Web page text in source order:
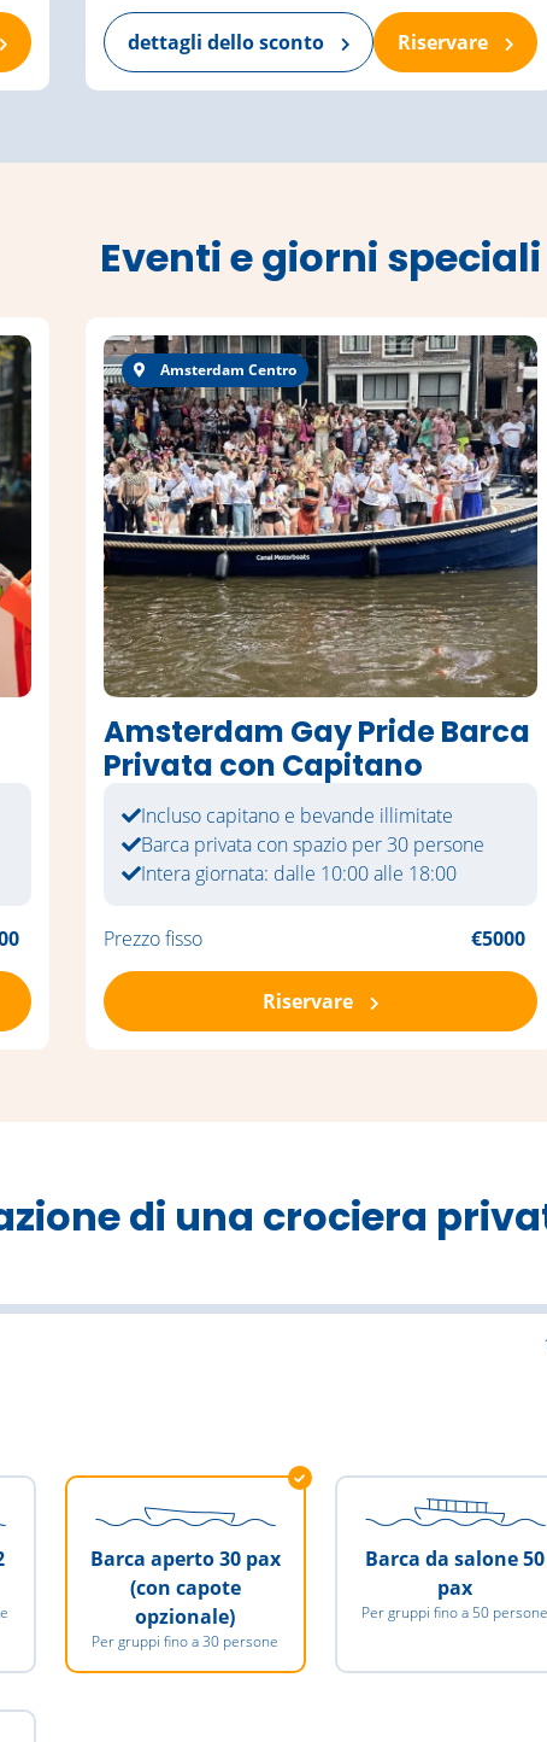
Riservare
dettagli dello sconto
Eventi e giorni speciali
Amsterdam Centro
Amsterdam Gay Pride Barca
Privata con Capitano
Incluso capitano e bevande illimitate
Barca privata con spazio per 30 persone
Intera giornata: dalle 10:00 alle 18:00
Prezzo fisso €5000
Riservare
di una crociera
Barca aperto 30 pax
(con capote
opzionale)
Per gruppi fino a 30 persone
Barca da salone 50
pax
Per gruppi fino a 50 persone